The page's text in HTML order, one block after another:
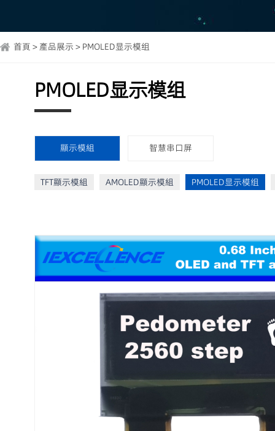
首頁 > 產品展示 > PMOLED显示模组
PMOLED显示模组
顯示模組 智慧串口屏
TFT顯示模組 AMOLED顯示模組 PMOLED显示模组